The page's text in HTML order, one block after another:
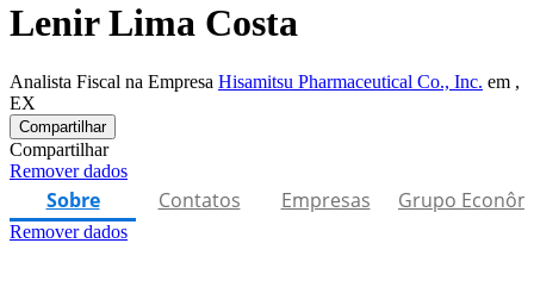
Lenir Lima Costa
Analista Fiscal na Empresa Hisamitsu Pharmaceutical Co., Inc. em ,
EX
Compartilhar
Compartilhar
Remover dados
Sobre Contatos Empresas Grupo
Remover dados